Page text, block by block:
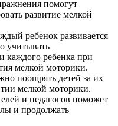
помогут
развитие мелкой
ребенок развивается
учитывать
каждого ребенка при
мелкой моторики.
поощрять детей за их
мелкой моторики.
и педагогов поможет
и продолжать